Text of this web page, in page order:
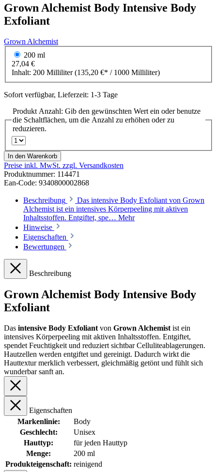
Grown Alchemist Body Intensive Body
Exfoliant
Grown Alchemist
200 ml
27,04 €
Inhalt: 200 Milliliter(135,20 €* / 1000 Milliliter)
Sofort verfügbar, Lieferzeit: 1-3 Tage
Produkt Anzahl: Gib den gewünschten Wert ein oder benutze
die Schaltflächen, um die Anzahl zu erhöhen oder zu
reduzieren.
In den Warenkorb
Preise inkl. MwSt. zzgl. Versandkosten
Produktnummer: 114471
Ean-Code: 9340800002868
Beschreibung
Das intensive Body Exfoliant von Grown
Alchemist ist ein intensives Körperpeeling mit aktiven
Inhaltsstoffen. Entgiftet, spe… Mehr
Hinweise
Eigenschaften
Bewertungen
Beschreibung
Grown Alchemist Body Intensive Body
Exfoliant
Das intensive Body Exfoliant von Grown Alchemist ist ein
intensives Körperpeeling mit aktiven Inhaltsstoffen. Entgiftet,
spendet Feuchtigkeit und reduziert sichtbar Celluliteablagerungen.
Hautzellen werden entgiftet und gereinigt. Dadurch wirkt die
Hauttextur merklich verbessert, gleichmäßig getönt und fühlt sich
wunderbar sanft an.
Eigenschaften
Markenlinie:
Body
Geschlecht:
Unisex
Hauttyp:
für jeden Hauttyp
Menge:
200 ml
Produkteigenschaft: reinigend